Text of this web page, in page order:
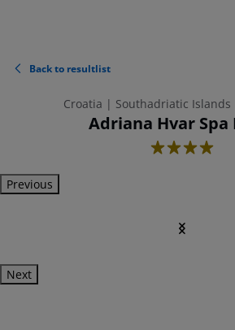
Back to resultlist
Croatia | Southadriatic Islands
Adriana Hvar Spa
4
Previous
Next